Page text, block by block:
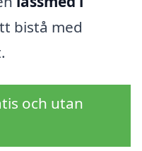
bistå med
och utan